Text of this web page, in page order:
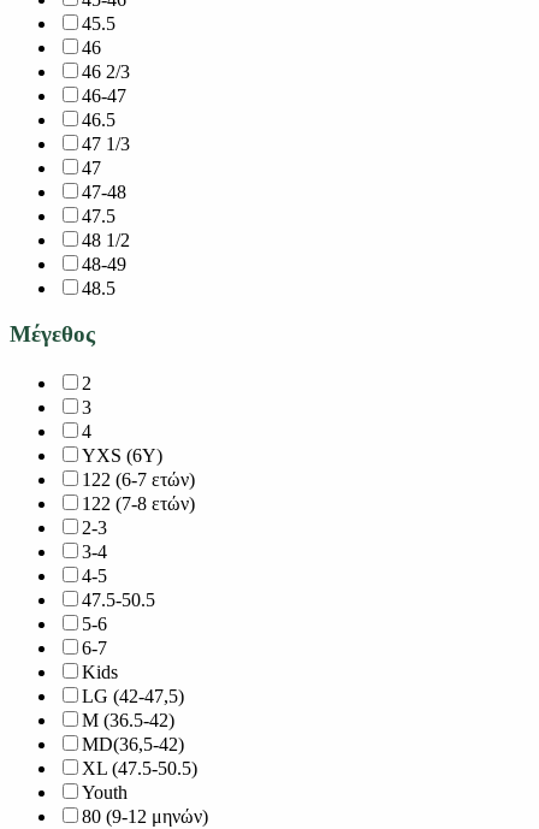
45.5
46
46 2/3
46-47
46.5
47 1/3
47
47-48
47.5
48 1/2
48-49
48.5
Μέγεθος
2
3
4
YXS (6Y)
122 (6-7 ετών)
122 (7-8 ετών)
2-3
3-4
4-5
47.5-50.5
5-6
6-7
Kids
LG (42-47,5)
M (36.5-42)
MD(36,5-42)
XL (47.5-50.5)
Youth
80 (9-12 μηνών)